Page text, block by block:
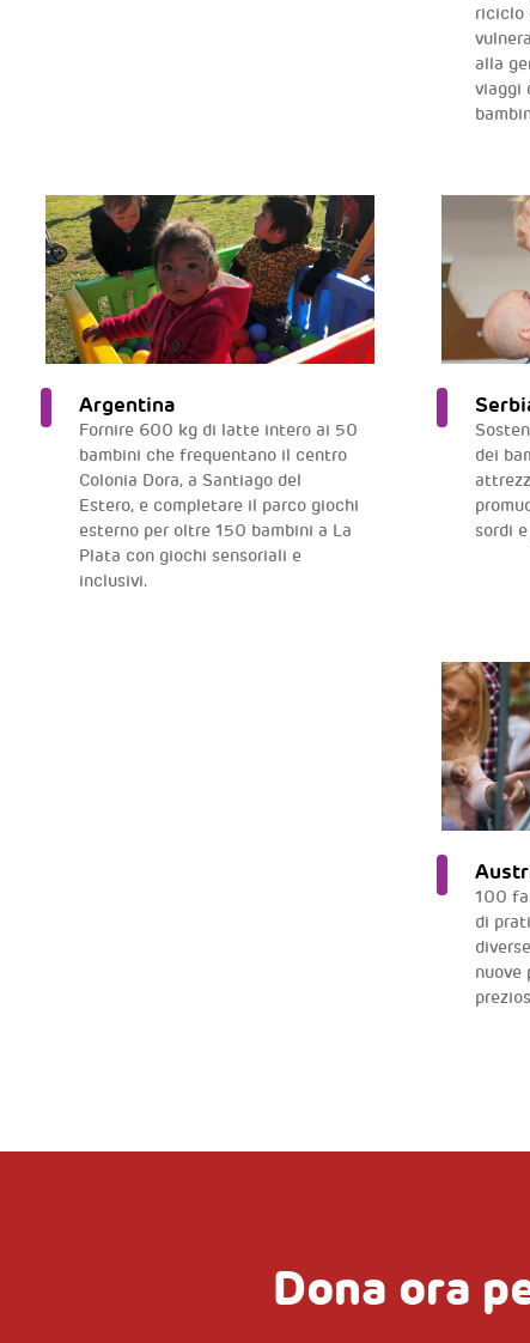
riciclo
alla
viaggi
Argentina
Fornire 600 kg di latte intero ai 50
bambini che frequentano il centro
Colonia Dora, a Santiago del
Estero, e completare il parco giochi
esterno per oltre 150 bambini a La
Plata con giochi sensoriali e
inclusivi.
dei
sordi
100
di
nuove
Dona ora